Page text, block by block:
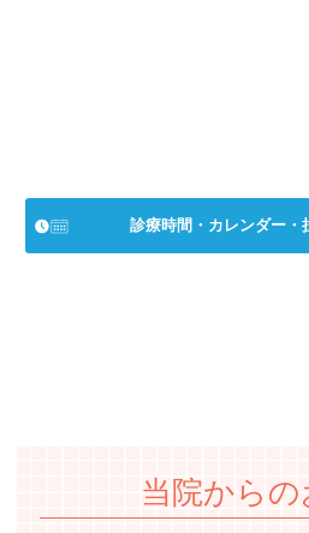
診療時間・カレンダー・
当院からの